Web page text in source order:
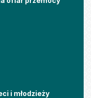
i młodzieży